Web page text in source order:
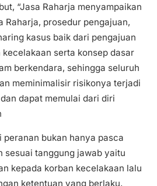
“Jasa Raharja menyampaikan
Raharja, prosedur pengajuan,
kasus baik dari pengajuan
serta konsep dasar
berkendara, sehingga seluruh
meminimalisir risikonya terjadi
dapat memulai dari diri
peranan bukan hanya pasca
sesuai tanggung jawab yaitu
kepada korban kecelakaan lalu
ketentuan yang berlaku,